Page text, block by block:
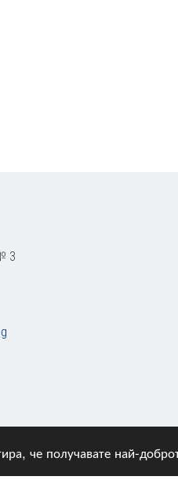
че получавате най-
3
права запазени.